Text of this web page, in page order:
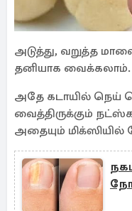
அடுத்து, வறுத்த
தனியாக வைக்கலாம்.
அதே கடாயில் நெய்
வைத்திருக்கும்
அதையும்